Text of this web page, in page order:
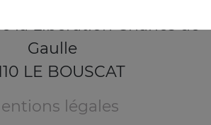
la Libération Charles de
Gaulle
LE BOUSCAT
légales